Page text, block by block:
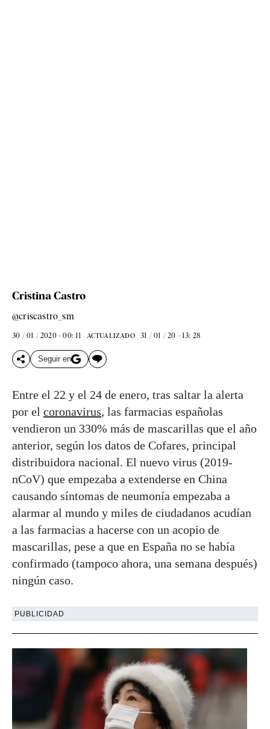
Cristina Castro
@criscastro_sm
30 / 01 / 2020 - 00: 11 ACTUALIZADO 31 / 01 / 20 - 13: 28
Seguir en
Entre el 22 y el 24 de enero, tras saltar la alerta
por el coronavirus, las farmacias españolas
vendieron un 330% más de mascarillas que el año
anterior, según los datos de Cofares, principal
distribuidora nacional. El nuevo virus (2019-
nCoV) que empezaba a extenderse en China
causando síntomas de neumonía empezaba a
alarmar al mundo y miles de ciudadanos acudían
a las farmacias a hacerse con un acopio de
mascarillas, pese a que en España no se había
confirmado (tampoco ahora, una semana después)
ningún caso.
PUBLICIDAD